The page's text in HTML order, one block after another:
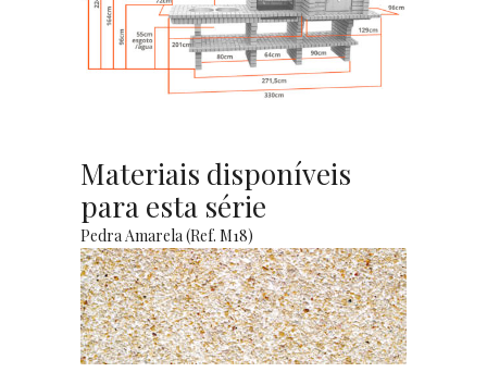
Materiais disponíveis
para esta série
Pedra Amarela (Ref. M18)